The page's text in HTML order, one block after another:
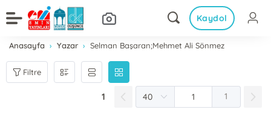
Kaydol
Anasayfa Yazar Selman Başaran;Mehmet Ali Sönmez
Filtre
1 1